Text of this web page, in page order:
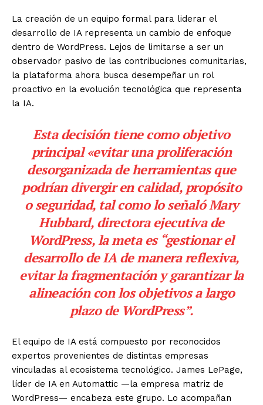
La creación de un equipo formal para liderar el
desarrollo de IA representa un cambio de enfoque
dentro de WordPress. Lejos de limitarse a ser un
observador pasivo de las contribuciones comunitarias,
la plataforma ahora busca desempeñar un rol
proactivo en la evolución tecnológica que representa
la IA.
Esta decisión tiene como objetivo
principal «evitar una proliferación
desorganizada de herramientas que
podrían divergir en calidad, propósito
o seguridad, tal como lo señaló Mary
Hubbard, directora ejecutiva de
WordPress, la meta es “gestionar el
desarrollo de IA de manera reflexiva,
evitar la fragmentación y garantizar la
alineación con los objetivos a largo
plazo de WordPress”.
El equipo de IA está compuesto por reconocidos
expertos provenientes de distintas empresas
vinculadas al ecosistema tecnológico. James LePage,
líder de IA en Automattic —la empresa matriz de
WordPress— encabeza este grupo. Lo acompañan